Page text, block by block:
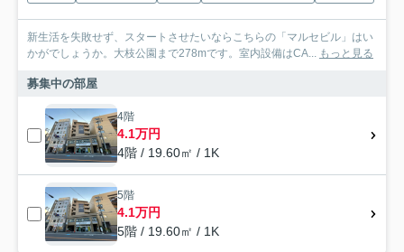
新生活を失敗せず、スタートさせたいならこちらの「マルセビル」はい
かがでしょうか。大枝公園まで278mです。室内設備はCA... もっと見る
募集中の部屋
4階
4.1万円
4階 / 19.60㎡ / 1K
5階
4.1万円
5階 / 19.60㎡ / 1K